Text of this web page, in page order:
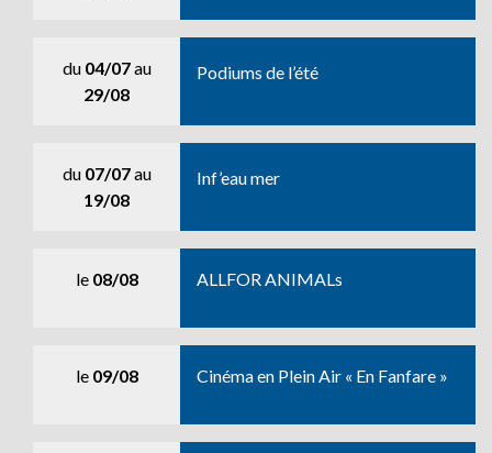
du 04/07au
29/08
Podiums de l’été
du 07/07au
19/08
Inf’eau mer
le 08/08 ALLFOR ANIMALs
le 09/08 Cinéma en Plein Air « En Fanfare »